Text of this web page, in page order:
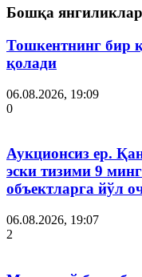
Бошқа янгиликлар
Тошкентнинг бир
қолади
06.08.2026, 19:09
0
Аукционсиз ер.
эски тизими 9
объектларга йўл
06.08.2026, 19:07
2